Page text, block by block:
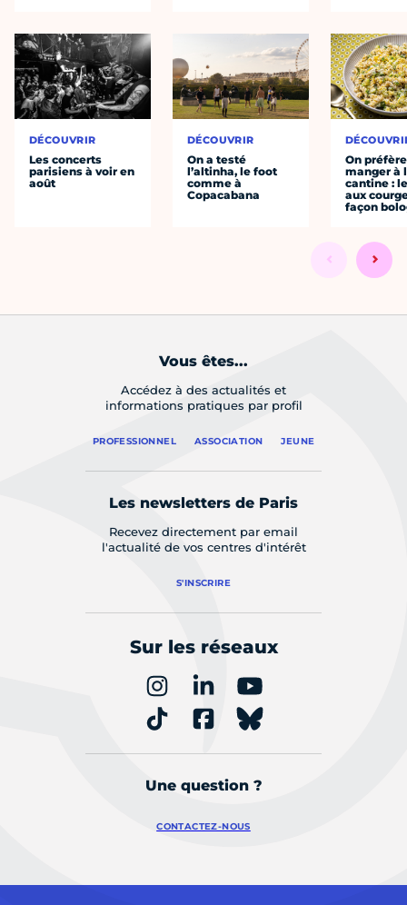
DÉCOUVRIR
Les concerts
parisiens à voir en
août
DÉCOUVRIR
On a testé
l’altinha, le foot
comme à
Copacabana
On préfère
manger à
cantine :
aux
façon
Vous êtes...
Accédez à des actualités et
informations pratiques par profil
PROFESSIONNEL ASSOCIATION JEUNE
Les newsletters de Paris
Recevez directement par email
l'actualité de vos centres d'intérêt
S'INSCRIRE
Sur les réseaux
Une question ?
CONTACTEZ-NOUS